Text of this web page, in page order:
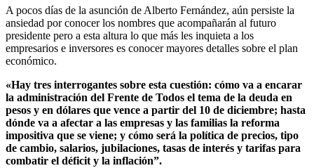
A pocos días de la asunción de Alberto Fernández, aún persiste la
ansiedad por conocer los nombres que acompañarán al futuro
presidente pero a esta altura lo que más les inquieta a los
empresarios e inversores es conocer mayores detalles sobre el plan
económico.
«Hay tres interrogantes sobre esta cuestión: cómo va a encarar
la administración del Frente de Todos el tema de la deuda en
pesos y en dólares que vence a partir del 10 de diciembre; hasta
dónde va a afectar a las empresas y las familias la reforma
impositiva que se viene; y cómo será la política de precios, tipo
de cambio, salarios, jubilaciones, tasas de interés y tarifas para
combatir el déficit y la inflación”.